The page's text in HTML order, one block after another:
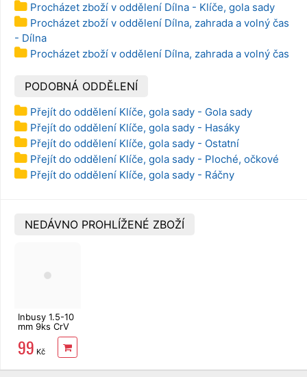
Procházet zboží v oddělení Dílna - Klíče, gola sady
Procházet zboží v oddělení Dílna, zahrada a volný čas
- Dílna
Procházet zboží v oddělení Dílna, zahrada a volný čas
PODOBNÁ ODDĚLENÍ
Přejít do oddělení Klíče, gola sady - Gola sady
Přejít do oddělení Klíče, gola sady - Hasáky
Přejít do oddělení Klíče, gola sady - Ostatní
Přejít do oddělení Klíče, gola sady - Ploché, očkové
Přejít do oddělení Klíče, gola sady - Ráčny
NEDÁVNO PROHLÍŽENÉ ZBOŽÍ
Inbusy 1.5-10
mm 9ks CrV
šestihranné
klíče
99 Kč